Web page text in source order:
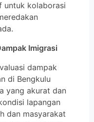
untuk kolaborasi
Imigrasi
dampak
di Bengkulu
yang akurat dan
lapangan
dan masyarakat